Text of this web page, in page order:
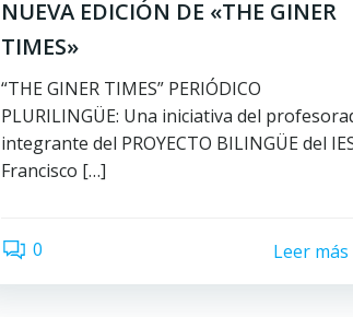
NUEVA EDICIÓN DE «THE GINER
TIMES»
“THE GINER TIMES” PERIÓDICO
PLURILINGÜE: Una iniciativa del
integrante del PROYECTO BILINGÜE del
Francisco […]
0 Leer más